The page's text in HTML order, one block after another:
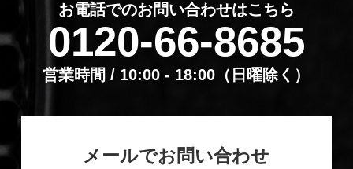
お電話でのお問い合わせはこちら
0120-66-8685
営業時間 / 10:00 - 18:00（⽇曜除く）
メールでお問い合わせ